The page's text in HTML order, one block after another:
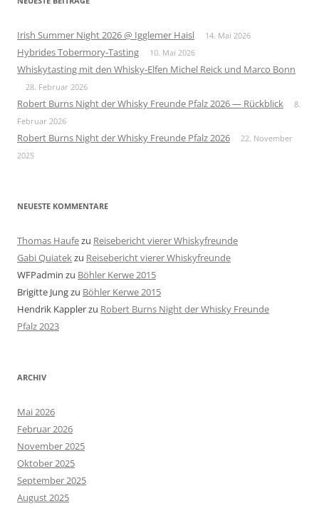
Irish Summer Night 2026 @ Igglemer Haisl 14. Mai 2026
Hybrides Tobermory-Tasting 10. Mai 2026
Whiskytasting mit den Whisky-Elfen Michel Reick und Marco Bonn
28. Februar 2026
Robert Burns Night der Whisky Freunde Pfalz 2026 — Rückblick
8.
Februar 2026
Robert Burns Night der Whisky Freunde Pfalz 2026
22. November
2025
NEUESTE KOMMENTARE
Thomas Haufezu Reisebericht vierer Whiskyfreunde
Gabi Quiatekzu Reisebericht vierer Whiskyfreunde
WFPadmin zu Böhler Kerwe 2015
Brigitte Jungzu Böhler Kerwe 2015
Hendrik Kapplerzu Robert Burns Night der Whisky Freunde
Pfalz 2023
ARCHIV
Mai 2026
Februar 2026
November 2025
Oktober 2025
September 2025
August 2025